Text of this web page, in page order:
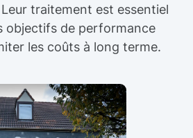
traitement est essentiel
objectifs de performance
les coûts à long terme.